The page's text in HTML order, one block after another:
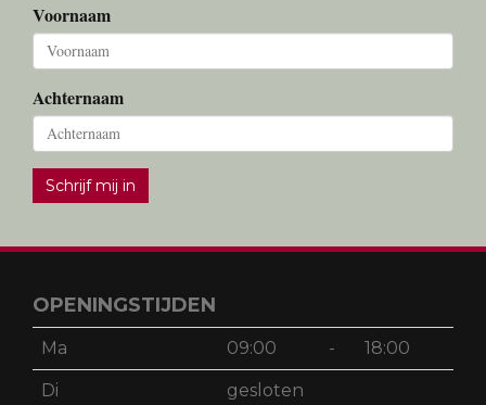
Voornaam
Achternaam
Schrijf mij in
OPENINGSTIJDEN
Ma 09:00 - 18:00
Di gesloten